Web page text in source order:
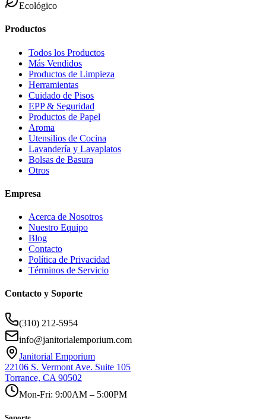
Ecológico
Productos
Todos los Productos
Más Vendidos
Productos de Limpieza
Herramientas
Cuidado de Pisos
EPP & Seguridad
Productos de Papel
Aroma
Utensilios de Cocina
Lavandería y Lavaplatos
Bolsas de Basura
Otros
Empresa
Acerca de Nosotros
Nuestro Equipo
Blog
Contacto
Política de Privacidad
Términos de Servicio
Contacto y Soporte
(310) 212-5954
info@janitorialemporium.com
Janitorial Emporium
22106 S. Vermont Ave. Suite 105
Torrance, CA 90502
Mon-Fri: 9:00AM – 5:00PM